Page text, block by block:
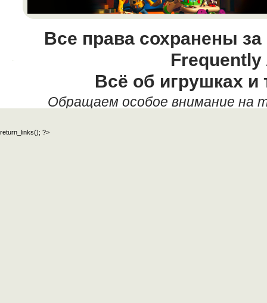
Все права сохранены
Всё об игрушках и
Обращаем особое внимание на
return_links(); ?>